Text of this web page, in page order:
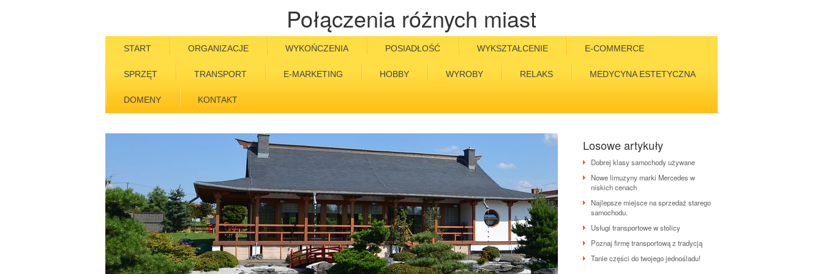
Połączenia różnych miast
START ORGANIZACJE WYKOŃCZENIA POSIADŁOŚĆ WYKSZTAŁCENIE E-COMMERCE
SPRZĘT TRANSPORT E-MARKETING HOBBY WYROBY RELAKS MEDYCYNA ESTETYCZNA
DOMENY KONTAKT
Losowe artykuły
Dobrej klasy samochody używane
Nowe limuzyny marki Mercedes w
niskich cenach
Najlepsze miejsce na sprzedaż starego
samochodu.
Usługi transportowe w stolicy
Poznaj firmę transportową z tradycją
Tanie części do twojego jednośladu!